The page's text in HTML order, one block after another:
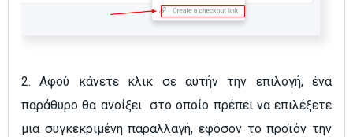
2. Αφού κάνετε κλικ σε αυτήν την επιλογή, ένα
παράθυρο θα ανοίξει στο οποίο πρέπει να επιλέξετε
μια συγκεκριμένη παραλλαγή, εφόσον το προϊόν την